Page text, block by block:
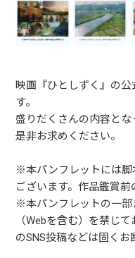
映画『ひとしずく』の
す。
盛りだくさんの内容と
是非お求めください。
※本パンフレットには脚
ございます。作品鑑賞前
※本パンフレットの一部
（Webを含む）を禁じ
のSNS投稿などは固くお